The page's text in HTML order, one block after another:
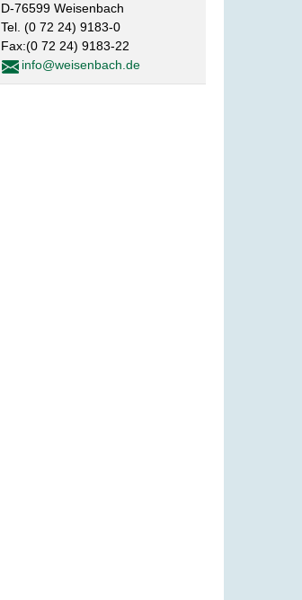
D-76599 Weisenbach
Tel. (0 72 24) 9183-0
Fax:(0 72 24) 9183-22
info@weisenbach.de